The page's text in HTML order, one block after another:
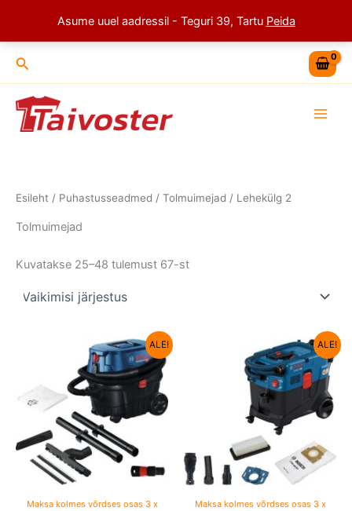
Asume uuel aadressil - Teguri 39, Tartu Peida
content
Search
Esileht / Puhastusseadmed / Tolmuimejad / Lehekülg 2
Tolmuimejad
Kuvatakse 25–48 tulemust 67-st
ALE!
Maksa kolmes võrdses osas 3 x
oli:
286,44 €.
Current
price
is:
232,75 €.
ALE!
Maksa kolmes võrdses osas 3 x
hind
oli:
777,48 €.
Current
price
is:
629,15 €.